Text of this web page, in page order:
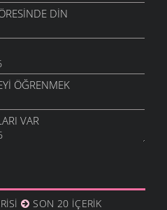
DIN
ÖĞRENMEK
VAR
SON 20 İÇERIK